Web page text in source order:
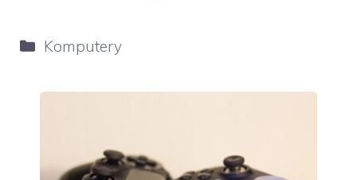
Kategorie
Komputery